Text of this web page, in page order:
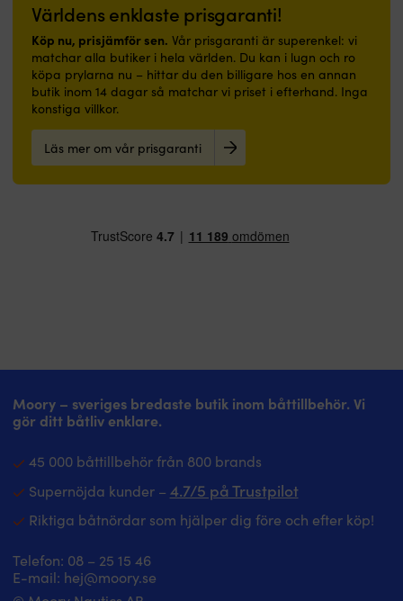
Världens enklaste prisgaranti!
Köp nu, prisjämför sen. Vår prisgaranti är superenkel: vi
matchar alla butiker i hela världen. Du kan i lugn och ro
köpa prylarna nu – hittar du den billigare hos en annan
butik inom 14 dagar så matchar vi priset i efterhand. Inga
konstiga villkor.
Läs mer om vår prisgaranti
Moory – sveriges bredaste butik inom båttillbehör. Vi
gör ditt båtliv enklare.
45 000 båttillbehör från 800 brands
Supernöjda kunder – 4.7/5 på Trustpilot
Riktiga båtnördar som hjälper dig före och efter köp!
Telefon: 08 – 25 15 46
E-mail: hej@moory.se